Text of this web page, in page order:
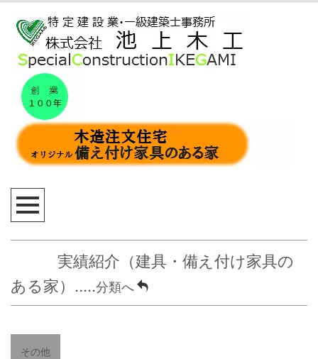
実績紹介（建具・備え付け家具の
ある家）.....分類へ
その他